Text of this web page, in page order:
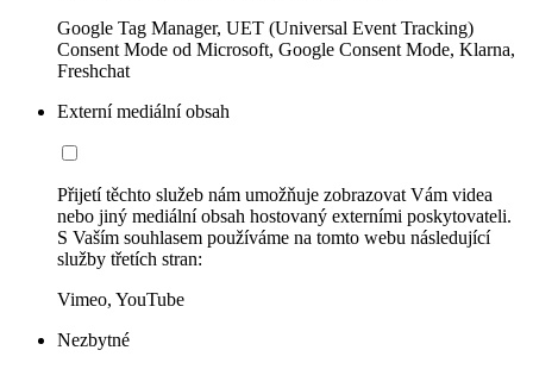
Google Tag Manager, UET (Universal Event Tracking)
Consent Mode od Microsoft, Google Consent Mode, Klarna,
Freshchat
Externí mediální obsah
Přijetí těchto služeb nám umožňuje zobrazovat Vám videa
nebo jiný mediální obsah hostovaný externími poskytovateli.
S Vaším souhlasem používáme na tomto webu následující
služby třetích stran:
Vimeo, YouTube
Nezbytné